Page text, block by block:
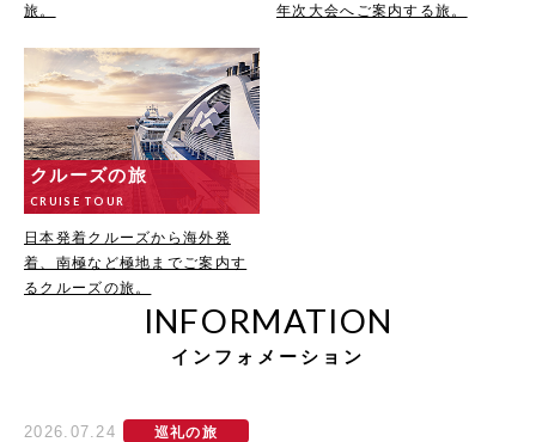
旅。
年次大会へご案内する旅。
クルーズの旅
CRUISE TOUR
日本発着クルーズから海外発
着、南極など極地までご案内す
るクルーズの旅。
INFORMATION
インフォメーション
2026.07.24 巡礼の旅